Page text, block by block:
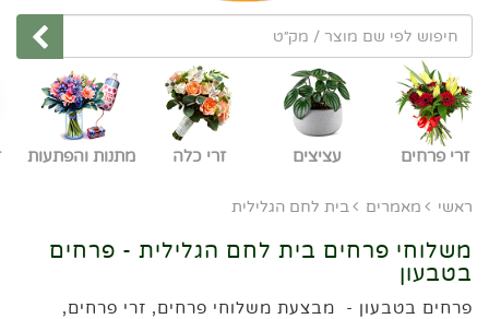
זרי פרחים עציצים זרי כלה מתנות והפתעות
ראשי מאמרים בית לחם הגלילית
משלוחי פרחים בית לחם הגלילית - פרחים
בטבעון
פרחים בטבעון - מבצעת משלוחי פרחים, זרי פרחים,